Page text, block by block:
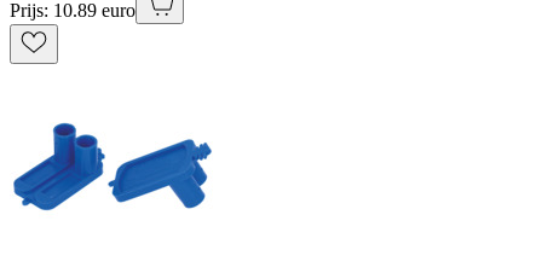
Prijs: 10.89 euro